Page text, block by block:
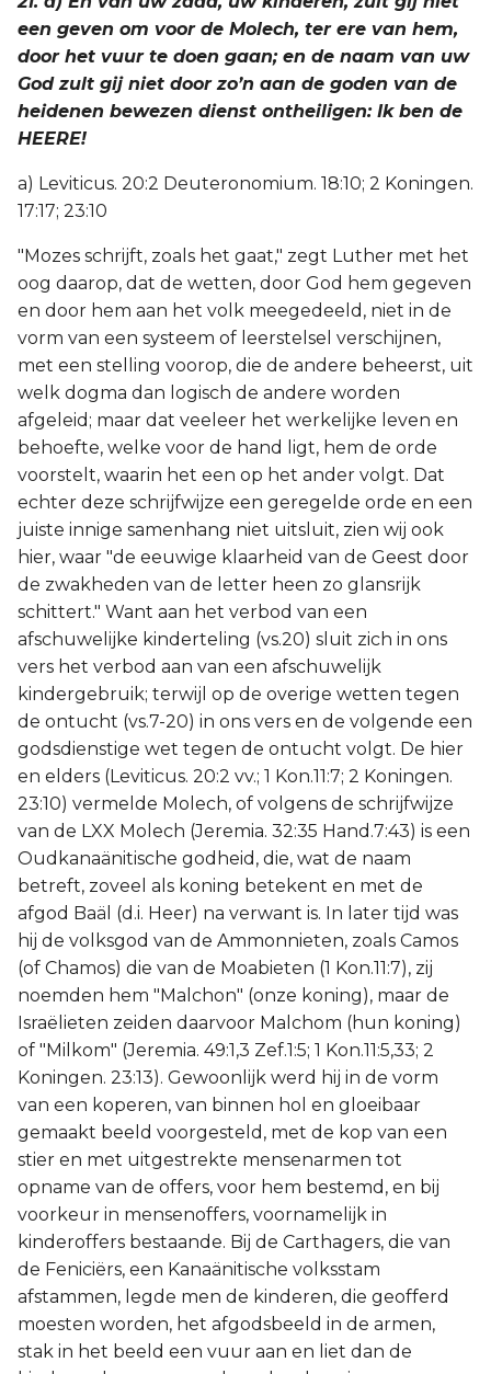
een geven om voor de Molech, ter ere van hem,
door het vuur te doen gaan; en de naam van uw
God zult gij niet door zo’n aan de goden van de
heidenen bewezen dienst ontheiligen: Ik ben de
HEERE!
a) Leviticus. 20:2 Deuteronomium. 18:10; 2 Koningen.
17:17; 23:10
"Mozes schrijft, zoals het gaat," zegt Luther met het
oog daarop, dat de wetten, door God hem gegeven
en door hem aan het volk meegedeeld, niet in de
vorm van een systeem of leerstelsel verschijnen,
met een stelling voorop, die de andere beheerst, uit
welk dogma dan logisch de andere worden
afgeleid; maar dat veeleer het werkelijke leven en
behoefte, welke voor de hand ligt, hem de orde
voorstelt, waarin het een op het ander volgt. Dat
echter deze schrijfwijze een geregelde orde en een
juiste innige samenhang niet uitsluit, zien wij ook
hier, waar "de eeuwige klaarheid van de Geest door
de zwakheden van de letter heen zo glansrijk
schittert." Want aan het verbod van een
afschuwelijke kinderteling (vs.20) sluit zich in ons
vers het verbod aan van een afschuwelijk
kindergebruik; terwijl op de overige wetten tegen
de ontucht (vs.7-20) in ons vers en de volgende een
godsdienstige wet tegen de ontucht volgt. De hier
en elders (Leviticus. 20:2 vv.; 1 Kon.11:7; 2 Koningen.
23:10) vermelde Molech, of volgens de schrijfwijze
van de LXX Molech (Jeremia. 32:35 Hand.7:43) is een
Oudkanaänitische godheid, die, wat de naam
betreft, zoveel als koning betekent en met de
afgod Baäl (d.i. Heer) na verwant is. In later tijd was
hij de volksgod van de Ammonnieten, zoals Camos
(of Chamos) die van de Moabieten (1 Kon.11:7), zij
noemden hem "Malchon" (onze koning), maar de
Israëlieten zeiden daarvoor Malchom (hun koning)
of "Milkom" (Jeremia. 49:1,3 Zef.1:5; 1 Kon.11:5,33; 2
Koningen. 23:13). Gewoonlijk werd hij in de vorm
van een koperen, van binnen hol en gloeibaar
gemaakt beeld voorgesteld, met de kop van een
stier en met uitgestrekte mensenarmen tot
opname van de offers, voor hem bestemd, en bij
voorkeur in mensenoffers, voornamelijk in
kinderoffers bestaande. Bij de Carthagers, die van
de Feniciërs, een Kanaänitische volksstam
afstammen, legde men de kinderen, die geofferd
moesten worden, het afgodsbeeld in de armen,
stak in het beeld een vuur aan en liet dan de